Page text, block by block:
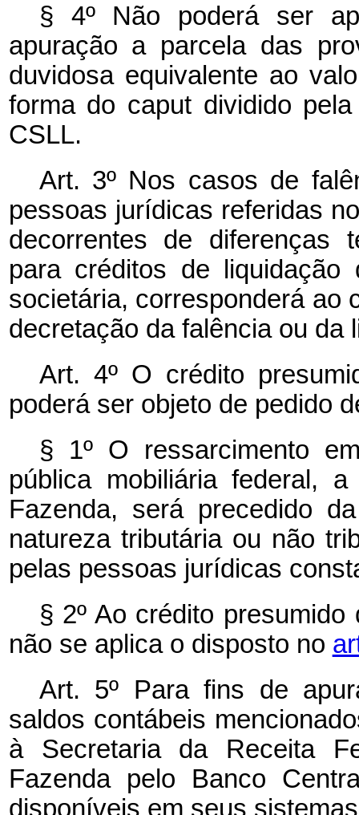
§ 4º Não poderá ser
apuração a parcela das
duvidosa equivalente ao
forma do caput dividido
CSLL.
Art. 3º Nos casos de
pessoas jurídicas referidas
decorrentes de diferenças
para créditos de liquidação
societária, corresponderá ao
decretação da falência ou da
Art. 4º O crédito
poderá ser objeto de pedido
§ 1º O ressarcimento
pública mobiliária federal,
Fazenda, será precedido
natureza tributária ou não
pelas pessoas jurídicas
§ 2º Ao crédito
não se aplica o disposto no
Art. 5º Para fins de
saldos contábeis
à Secretaria da Receita
Fazenda pelo Banco
disponíveis em seus